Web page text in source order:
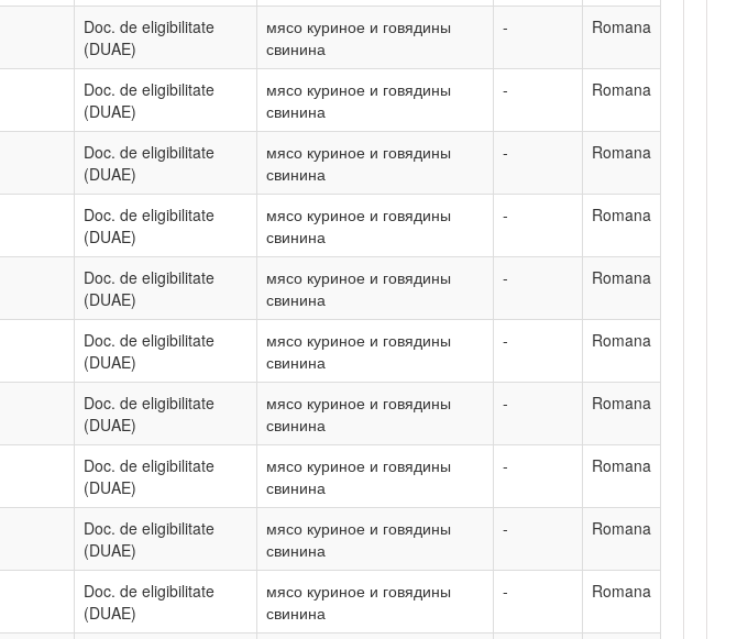
Doc. de eligibilitate
(DUAE)
мясо куриное и говядины
свинина
- Romana
Doc. de eligibilitate
(DUAE)
мясо куриное и говядины
свинина
- Romana
Doc. de eligibilitate
(DUAE)
мясо куриное и говядины
свинина
- Romana
Doc. de eligibilitate
(DUAE)
мясо куриное и говядины
свинина
- Romana
Doc. de eligibilitate
(DUAE)
мясо куриное и говядины
свинина
- Romana
Doc. de eligibilitate
(DUAE)
мясо куриное и говядины
свинина
- Romana
Doc. de eligibilitate
(DUAE)
мясо куриное и говядины
свинина
- Romana
Doc. de eligibilitate
(DUAE)
мясо куриное и говядины
свинина
- Romana
Doc. de eligibilitate
(DUAE)
мясо куриное и говядины
свинина
- Romana
Doc. de eligibilitate
(DUAE)
мясо куриное и говядины
свинина
- Romana